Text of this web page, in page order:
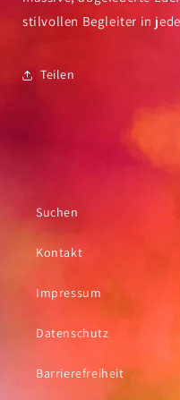
stilvollen Begleiter in
Teilen
Suchen
Kontakt
Impressum
Datenschutz
Barrierefreiheit